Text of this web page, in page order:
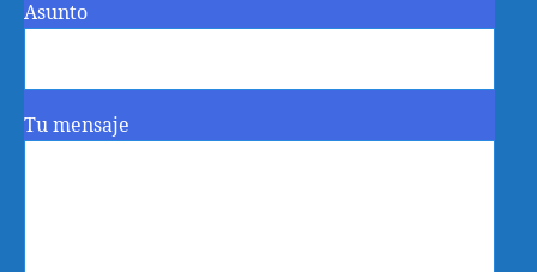
Asunto
Tu mensaje